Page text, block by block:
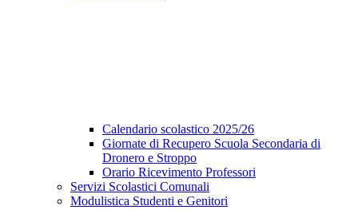
Calendario scolastico 2025/26
Giornate di Recupero Scuola Secondaria di
Dronero e Stroppo
Orario Ricevimento Professori
Servizi Scolastici Comunali
Modulistica Studenti e Genitori